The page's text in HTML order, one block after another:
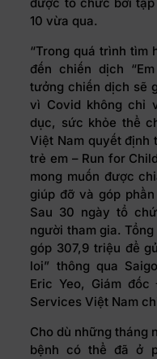
được tổ chức bởi
10 vừa qua.
“Trong quá trình tìm
đến chiến dịch
tưởng chiến dịch sẽ
vì Covid không chỉ
dục, sức khỏe thể
Việt Nam quyết định
trẻ em – Run for
mong muốn được
giúp đỡ và góp
Sau 30 ngày tổ
người tham gia.
góp 307,9 triệu để
loi” thông qua
Eric Yeo, Giám
Services Việt Nam
Cho dù những tháng
bệnh có thể đã ở